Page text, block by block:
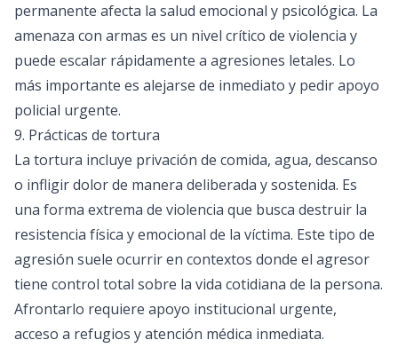
permanente afecta la salud emocional y psicológica. La
amenaza con armas es un nivel crítico de violencia y
puede escalar rápidamente a agresiones letales. Lo
más importante es alejarse de inmediato y pedir apoyo
policial urgente.
9. Prácticas de tortura
La tortura incluye privación de comida, agua, descanso
o infligir dolor de manera deliberada y sostenida. Es
una forma extrema de violencia que busca destruir la
resistencia física y emocional de la víctima. Este tipo de
agresión suele ocurrir en contextos donde el agresor
tiene control total sobre la vida cotidiana de la persona.
Afrontarlo requiere apoyo institucional urgente,
acceso a refugios y atención médica inmediata.